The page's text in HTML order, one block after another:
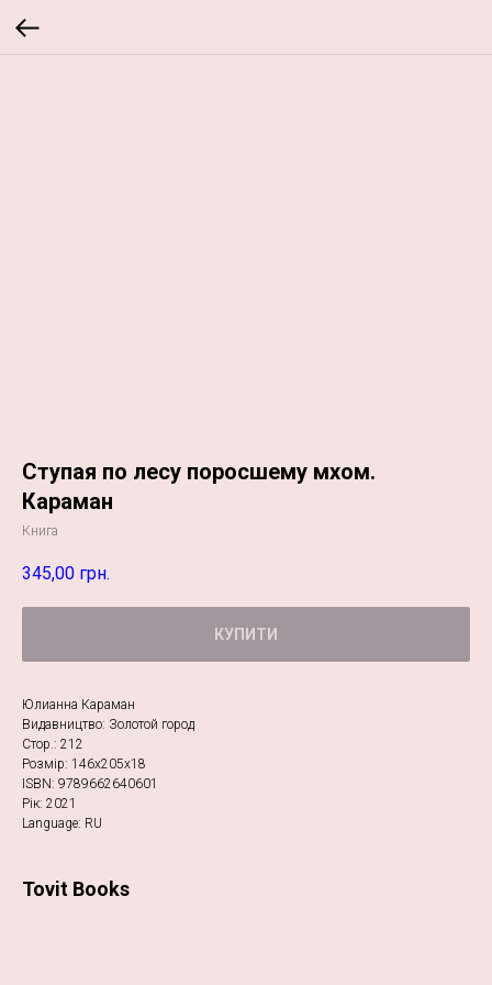
Ступая по лесу поросшему мхом.
Караман
Книга
345,00 грн.
КУПИТИ
Юлианна Караман
Видавництво: Золотой город
Стор.: 212
Розмір: 146х205х18
ISBN: 9789662640601
Рік: 2021
Language: RU
Tovit Books